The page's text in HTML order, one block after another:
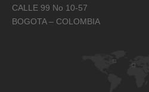
CALLE 99 No 10-57
BOGOTA – COLOMBIA